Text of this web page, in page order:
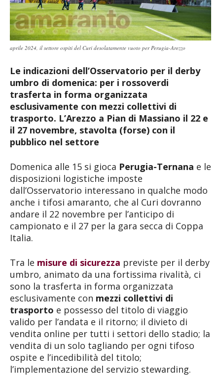
aprile 2024, il settore ospiti del Curi desolatamente vuoto per Perugia-Arezzo
Le indicazioni dell’Osservatorio per il derby
umbro di domenica: per i rossoverdi
trasferta in forma organizzata
esclusivamente con mezzi collettivi di
trasporto. L’Arezzo a Pian di Massiano il 22 e
il 27 novembre, stavolta (forse) con il
pubblico nel settore
Domenica alle 15 si gioca Perugia-Ternana e le
disposizioni logistiche imposte
dall’Osservatorio interessano in qualche modo
anche i tifosi amaranto, che al Curi dovranno
andare il 22 novembre per l’anticipo di
campionato e il 27 per la gara secca di Coppa
Italia.
Tra le misure di sicurezza previste per il derby
umbro, animato da una fortissima rivalità, ci
sono la trasferta in forma organizzata
esclusivamente con mezzi collettivi di
trasporto e possesso del titolo di viaggio
valido per l’andata e il ritorno; il divieto di
vendita online per tutti i settori dello stadio; la
vendita di un solo tagliando per ogni tifoso
ospite e l’incedibilità del titolo;
l’implementazione del servizio stewarding.